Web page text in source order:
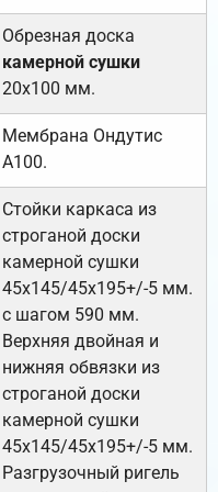
Обрезная доска
камерной сушки
20х100 мм.
Мембрана Ондутис
А100.
Стойки каркаса из
строганой доски
камерной сушки
45х145/45х195+/-5 мм.
с шагом 590 мм.
Верхняя двойная и
нижняя обвязки из
строганой доски
камерной сушки
45х145/45х195+/-5 мм.
Разгрузочный ригель